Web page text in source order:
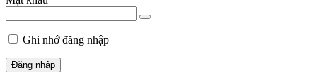
Ghi nhớ đăng nhập